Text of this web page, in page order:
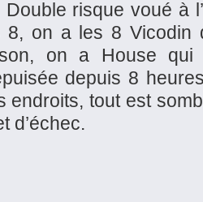
risque voué à
8, on a les 8 Vicodin
on a House qui
depuis 8
endroits, tout est
d’échec.